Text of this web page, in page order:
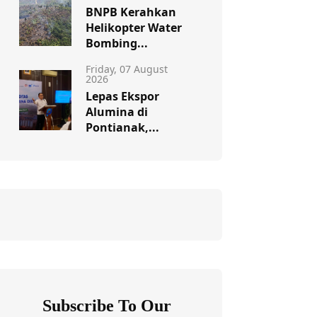
BNPB Kerahkan
Helikopter Water
Bombing...
Friday, 07 August
2026
Lepas Ekspor
Alumina di
Pontianak,...
Subscribe To Our